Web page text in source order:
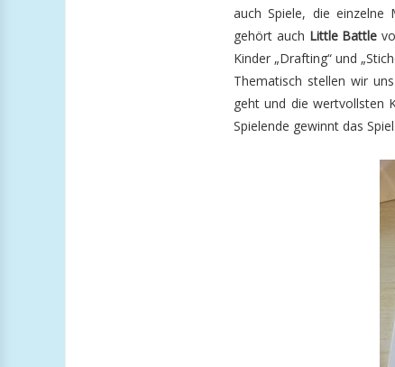
auch Spiele, die einzelne
gehört auch Little Battle
Kinder „Drafting“ und
Thematisch stellen wir
geht und die wertvollsten
Spielende gewinnt das Spiel.